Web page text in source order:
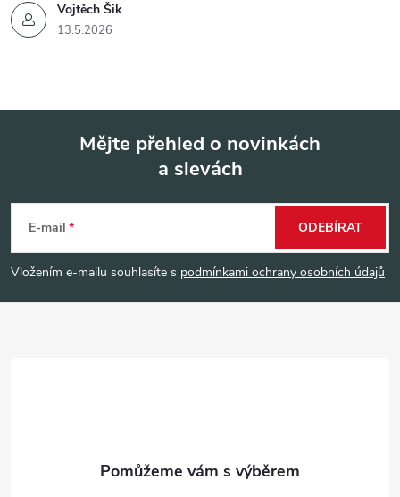
Vojtěch Šik
13.5.2026
p
a
Mějte přehled o novinkách
a slevách
E-mail
Vložením e-mailu souhlasíte s podmínkami ochrany osobních údajů
ODEBÍRAT